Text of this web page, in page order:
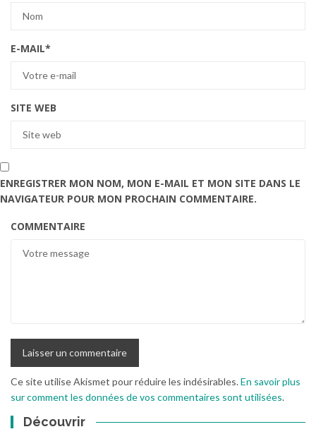
E-MAIL*
SITE WEB
ENREGISTRER MON NOM, MON E-MAIL ET MON SITE DANS LE
NAVIGATEUR POUR MON PROCHAIN COMMENTAIRE.
COMMENTAIRE
Ce site utilise Akismet pour réduire les indésirables.En savoir plus
sur comment les données de vos commentaires sont utilisées.
Découvrir